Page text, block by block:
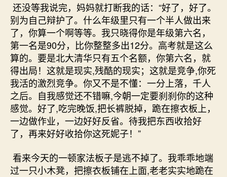
还没等我说完，妈妈就打断我的话：“好了，好了。
别为自己辩护了。什么年级里只有一个半人做出来
了，你算一个啊等等。我只晓得你是年级第六名，
第一名是90分，比你整整多出12分。高考就是这么
算的。要是北大清华只有五个名额，你第六名，就
得出局！这就是现实,残酷的现实；这就是竞争,你死
我活的激烈竞争。你又不是不懂：一分上落，千人
之后。自我感觉还不错嘛,今朝一定要刹刹你的这种
感觉。好了,吃完晚饭,把长裤脱掉，跪在擦衣板上，
一边做作业，一边好好反省。待我把东西收拾好
了，再来好好收拾你这死妮子！”
看来今天的一顿家法板子是逃不掉了。我乖乖地端
过一只小木凳，把擦衣板铺在上面,老老实实地跪在